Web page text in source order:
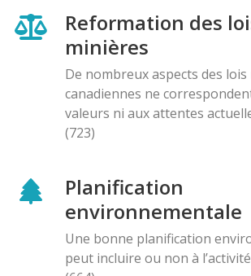
Reformation des
minières
De nombreux aspects des
canadiennes ne
valeurs ni aux attentes
(723)
Planification
environnementale
Une bonne planification
peut incluire ou non à